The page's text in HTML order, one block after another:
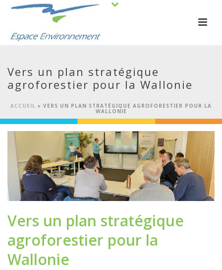
Vers un plan stratégique
agroforestier pour la Wallonie
ACCUEIL » VERS UN PLAN STRATÉGIQUE AGROFORESTIER POUR LA
WALLONIE
Vers un plan stratégique
agroforestier pour la
Wallonie